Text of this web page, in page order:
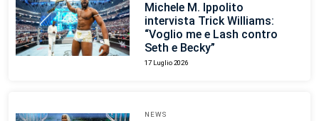
Michele M. Ippolito
intervista Trick Williams:
“Voglio me e Lash contro
Seth e Becky”
17 Luglio 2026
NEWS